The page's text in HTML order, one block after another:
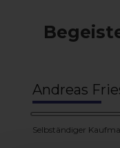
Andreas
Selbständiger